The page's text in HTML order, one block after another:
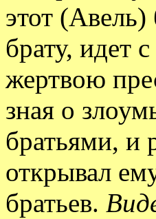
этот (Авель)
брату, идет
жертвою
зная о
братьями, и
открывал
братьев.